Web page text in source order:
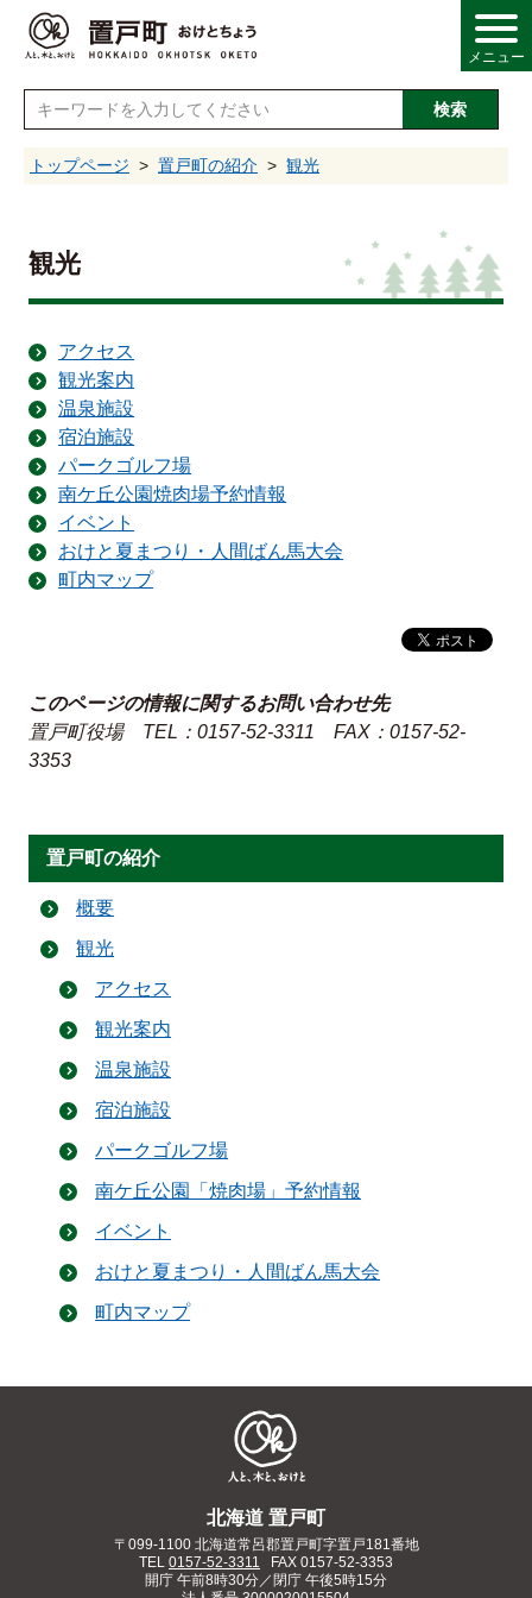
メニュー
検索
トップページ 置戸町の紹介 観光
観光
アクセス
観光案内
温泉施設
宿泊施設
パークゴルフ場
南ケ丘公園焼肉場予約情報
イベント
おけと夏まつり・人間ばん馬大会
町内マップ
このページの情報に関するお問い合わせ先
置戸町役場
TEL：0157-52-3311
FAX：0157-52-
3353
置戸町の紹介
概要
観光
アクセス
観光案内
温泉施設
宿泊施設
パークゴルフ場
南ケ丘公園「焼肉場」予約情報
イベント
おけと夏まつり・人間ばん馬大会
町内マップ
祉
化
北海道 置戸町
〒099-1100 北海道常呂郡置戸町字置戸181番地
TEL 0157-52-3311
FAX 0157-52-3353
開庁 午前8時30分／閉庁 午後5時15分